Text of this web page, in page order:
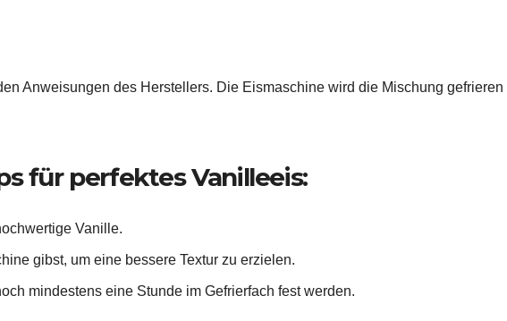
Anweisungen des Herstellers. Die Eismaschine wird die Mischung
für perfektes Vanilleeis:
Vanille.
gibst, um eine bessere Textur zu erzielen.
mindestens eine Stunde im Gefrierfach fest werden.